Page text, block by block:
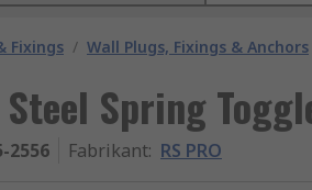
Fixings / Wall Plugs, Fixings & Anchors
Steel Spring
2556 Fabrikant: RS PRO